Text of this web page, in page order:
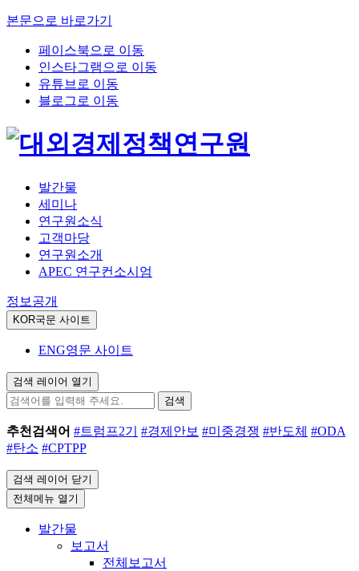
본문으로 바로가기
페이스북으로 이동
인스타그램으로 이동
유튜브로 이동
블로그로 이동
발간물
세미나
연구원소식
고객마당
연구원소개
APEC 연구컨소시엄
정보공개
KOR국문 사이트
ENG영문 사이트
검색 레이어 열기
검색
추천검색어 #트럼프2기 #경제안보 #미중경쟁 #반도체 #ODA
#탄소 #CPTPP
검색 레이어 닫기
전체메뉴 열기
발간물
보고서
전체보고서